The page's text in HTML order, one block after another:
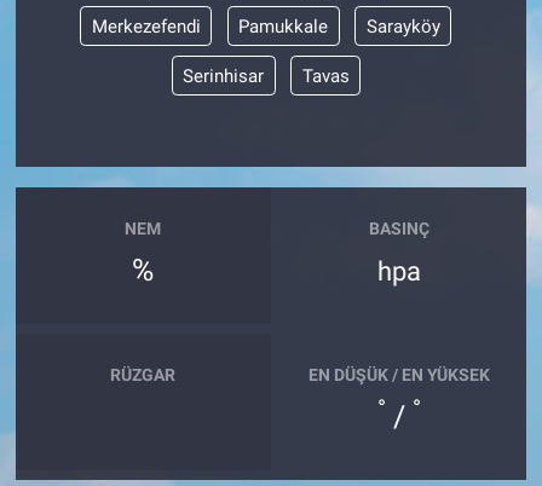
Merkezefendi Pamukkale Sarayköy
Serinhisar Tavas
NEM
%
BASINÇ
hpa
RÜZGAR EN DÜŞÜK / EN YÜKSEK
° / °